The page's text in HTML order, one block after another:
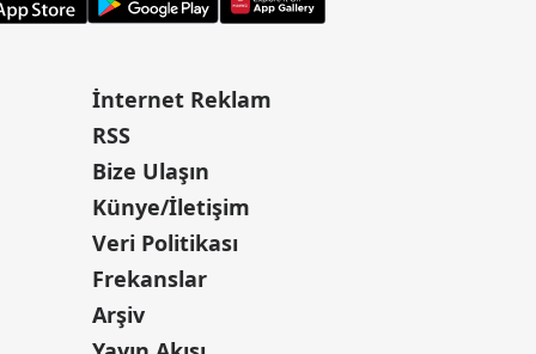
İnternet Reklam
RSS
Bize Ulaşın
Künye/İletişim
Veri Politikası
Frekanslar
Arşiv